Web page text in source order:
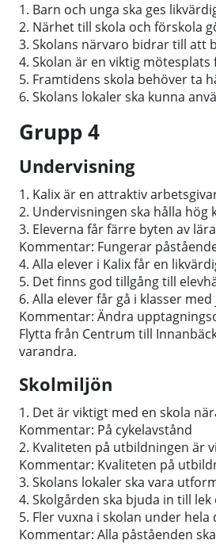
1. Barn och unga ska ges
2. Närhet till skola och förskola
3. Skolans närvaro bidrar till att
4. Skolan är en viktig
5. Framtidens skola behöver ta
6. Skolans lokaler ska kunna
Grupp 4
Undervisning
1. Kalix är en attraktiv
2. Undervisningen ska hålla
3. Eleverna får färre byten av
Kommentar: Fungerar
4. Alla elever i Kalix får en
5. Det finns god tillgång till
6. Alla elever får gå i klasser
Kommentar: Ändra
Flytta från Centrum till
varandra.
Skolmiljön
1. Det är viktigt med en skola
Kommentar: På cykelavstånd
2. Kvaliteten på utbildningen är
Kommentar: Kvaliteten på
3. Skolans lokaler ska vara
4. Skolgården ska bjuda in till
5. Fler vuxna i skolan under
Kommentar: Alla påståenden